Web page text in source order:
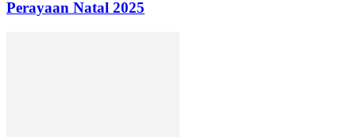
Perayaan Natal 2025